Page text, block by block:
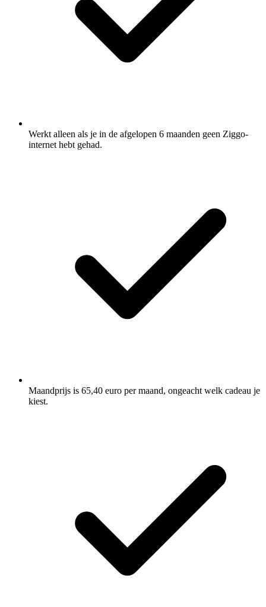
Werkt alleen als je in de afgelopen 6 maanden geen Ziggo-
internet hebt gehad.
Maandprijs is 65,40 euro per maand, ongeacht welk cadeau je
kiest.